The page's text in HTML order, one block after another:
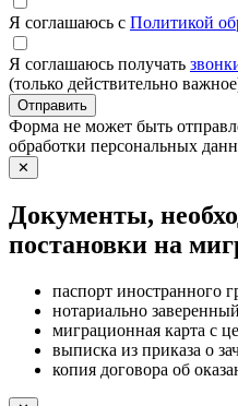
Я соглашаюсь с Политикой
Я соглашаюсь получать
(только действительно
Отправить
Форма не может быть
обработки персональных
✕
Документы,
постановки на
паспорт иностранного
нотариально
миграционная карта с
выписка из приказа о
копия договора об